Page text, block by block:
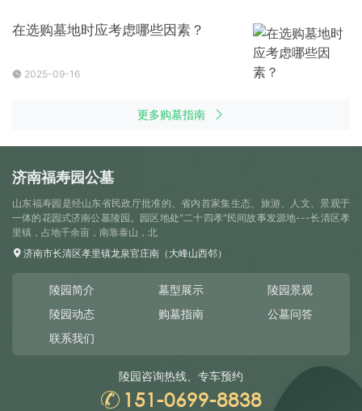
在选购墓地时应考虑哪些因素？
2025-09-16
更多购墓指南
济南福寿园公墓
山东福寿园是经山东省民政厅批准的、省内首家集生态、旅游、人文、景观于
一体的花园式济南公墓陵园。园区地处"二十四孝"民间故事发源地---长清区孝
里镇，占地千余亩，南靠泰山，北
济南市长清区孝里镇龙泉官庄南（大峰山西邻）
陵园简介 墓型展示
陵园景观
陵园动态
购墓指南
公墓问答
联系我们
陵园咨询热线、专车预约
151-0699-8838